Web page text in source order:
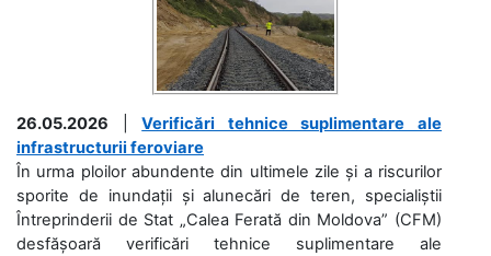
26.05.2026 |Verificări tehnice suplimentare ale
infrastructurii feroviare
În urma ploilor abundente din ultimele zile și a riscurilor
sporite de inundații și alunecări de teren, specialiștii
Întreprinderii de Stat „Calea Ferată din Moldova” (CFM)
desfășoară verificări tehnice suplimentare ale